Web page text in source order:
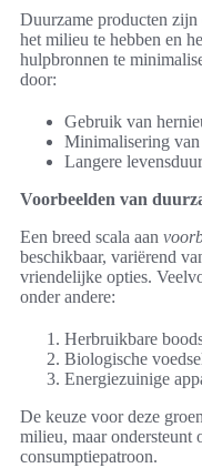
Duurzame producten
het milieu te hebben en
hulpbronnen te
door:
Gebruik van
Minimalisering
Langere
Voorbeelden van
Een breed scala aan
beschikbaar, variërend
vriendelijke opties.
onder andere:
Herbruikbare
Biologische
Energiezuinige
De keuze voor deze
milieu, maar ondersteunt
consumptiepatroon.